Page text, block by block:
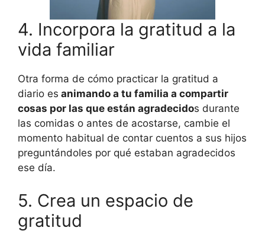
4. Incorpora la gratitud a la
vida familiar
Otra forma de cómo practicar la gratitud a
diario es animando a tu familia a compartir
cosas por las que están agradecidos durante
las comidas o antes de acostarse, cambie el
momento habitual de contar cuentos a sus hijos
preguntándoles por qué estaban agradecidos
ese día.
5. Crea un espacio de
gratitud